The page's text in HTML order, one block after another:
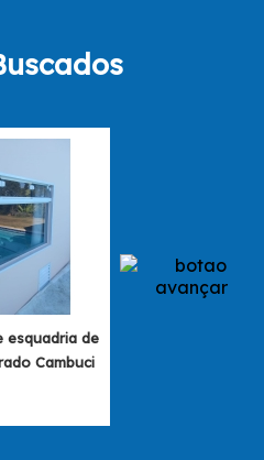
esquadria de
Cambuci